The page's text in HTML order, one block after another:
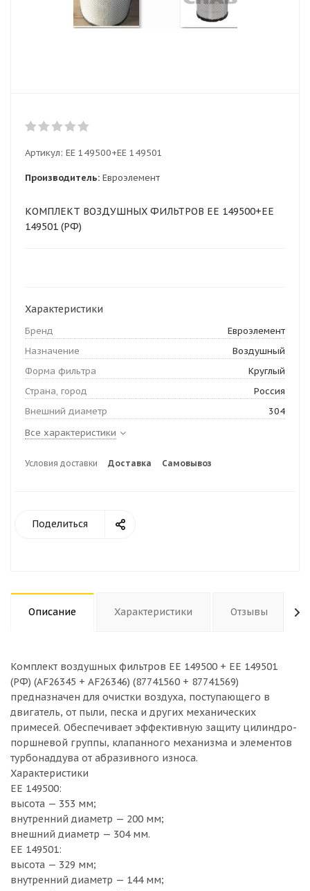
Артикул: EE 149500+EE 149501
Производитель: Евроэлемент
КОМПЛЕКТ ВОЗДУШНЫХ ФИЛЬТРОВ EE 149500+EE
149501 (РФ)
Характеристики
Бренд
Евроэлемент
Назначение
Воздушный
Форма фильтра
Круглый
Страна, город
Россия
Внешний диаметр
304
Все характеристики
Условия доставки Доставка Самовывоз
Поделиться
Описание Характеристики Отзывы
Комплект воздушных фильтров EE 149500 + EE 149501
(РФ) (AF26345 + AF26346) (87741560 + 87741569)
предназначен для очистки воздуха, поступающего в
двигатель, от пыли, песка и других механических
примесей. Обеспечивает эффективную защиту цилиндро-
поршневой группы, клапанного механизма и элементов
турбонаддува от абразивного износа.
Характеристики
EE 149500:
высота — 353 мм;
внутренний диаметр — 200 мм;
внешний диаметр — 304 мм.
EE 149501:
высота — 329 мм;
внутренний диаметр — 144 мм;